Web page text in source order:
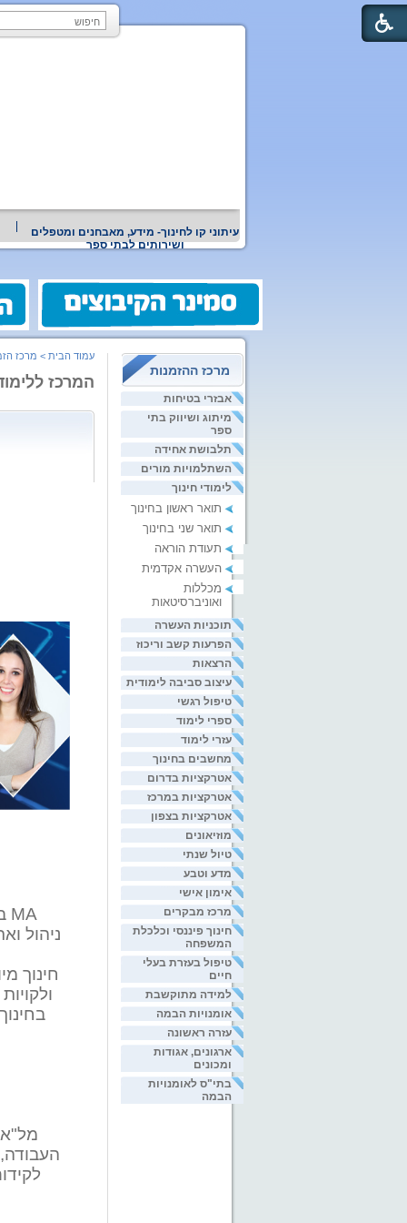
עיתוני קו לחינוך- מידע, מאבחנים ומטפלים
ושירותים לבתי ספר
מרכז ההזמנות
אבזרי בטיחות
מיתוג ושיווק בתי
ספר
תלבושת אחידה
השתלמויות מורים
לימודי חינוך
תואר ראשון בחינוך
תואר שני בחינוך
תעודת הוראה
העשרה אקדמית
מכללות
ואוניברסיטאות
תוכניות העשרה
הפרעות קשב וריכוז
הרצאות
עיצוב סביבה לימודית
טיפול רגשי
ספרי לימוד
עזרי לימוד
מחשבים בחינוך
אטרקציות בדרום
אטרקציות במרכז
אטרקציות בצפון
מוזיאונים
טיול שנתי
מדע וטבע
אימון אישי
מרכז מבקרים
חינוך פיננסי וכלכלת
המשפחה
טיפול בעזרת בעלי
חיים
למידה מתוקשבת
אומנויות הבמה
עזרה ראשונה
ארגונים, אגודות
ומכונים
בתי"ס לאומנויות
הבמה
עמוד הבית > מרכז
המרכז
MA בייעוץ חינוכי בהתמקדויות: נוער בסיכון וחינוך מיוחד תואר שני MA בחינוך בהתמחויות:
ניהול
חינוך
מל"א